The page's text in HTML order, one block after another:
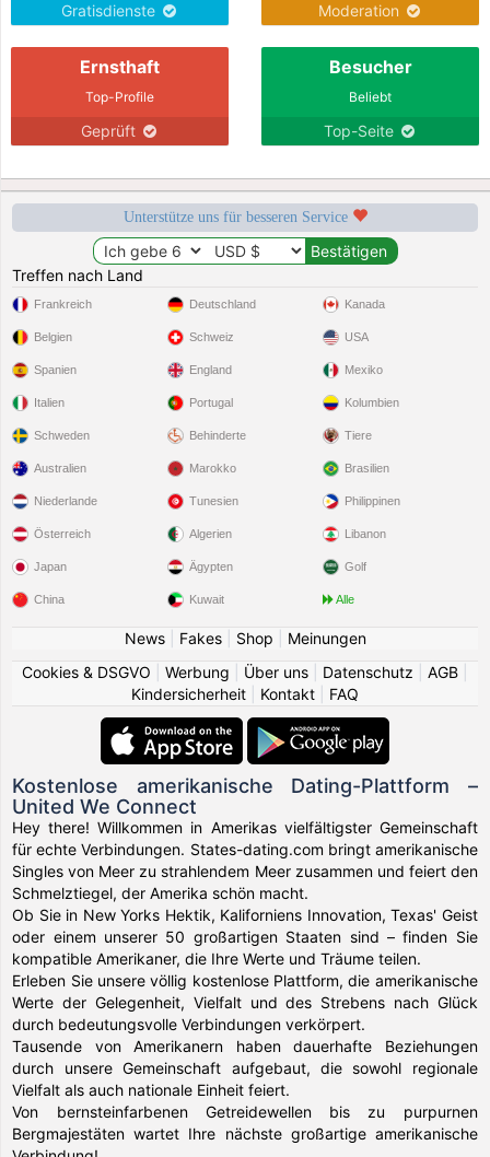
Gratisdienste Moderation
Ernsthaft
Top-Profile
Geprüft
Besucher
Beliebt
Top-Seite
Unterstütze uns für besseren Service
Treffen nach Land
Frankreich
Belgien
Spanien
Italien
Schweden
Deutschland
Schweiz
England
Portugal
Behinderte
Kanada
USA
Mexiko
Kolumbien
Tiere
Australien
Niederlande
Österreich
Japan
China
Marokko
Tunesien
Algerien
Ägypten
Kuwait
Brasilien
Philippinen
Libanon
Golf
Alle
News| Fakes| Shop
Meinungen
Cookies & DSGVO
Werbung Über uns Datenschutz AGB
Kindersicherheit
Kontakt FAQ
Kostenlose amerikanische Dating-Plattform –
United We Connect
Hey there! Willkommen in Amerikas vielfältigster Gemeinschaft
für echte Verbindungen. States-dating.com bringt amerikanische
Singles von Meer zu strahlendem Meer zusammen und feiert den
Schmelztiegel, der Amerika schön macht.
Ob Sie in New Yorks Hektik, Kaliforniens Innovation, Texas' Geist
oder einem unserer 50 großartigen Staaten sind – finden Sie
kompatible Amerikaner, die Ihre Werte und Träume teilen.
Erleben Sie unsere völlig kostenlose Plattform, die amerikanische
Werte der Gelegenheit, Vielfalt und des Strebens nach Glück
durch bedeutungsvolle Verbindungen verkörpert.
Tausende von Amerikanern haben dauerhafte Beziehungen
durch unsere Gemeinschaft aufgebaut, die sowohl regionale
Vielfalt als auch nationale Einheit feiert.
Von bernsteinfarbenen Getreidewellen bis zu purpurnen
Bergmajestäten wartet Ihre nächste großartige amerikanische